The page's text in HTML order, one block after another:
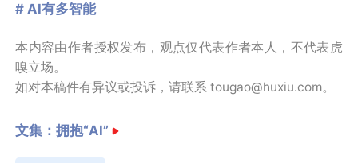
# AI有多智能
本内容由作者授权发布，观点仅代表作者本人，不代表虎
嗅立场。
如对本稿件有异议或投诉，请联系 tougao@huxiu.com。
文集：拥抱“AI”